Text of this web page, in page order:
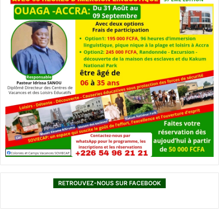
RETROUVEZ-NOUS SUR FACEBOOK